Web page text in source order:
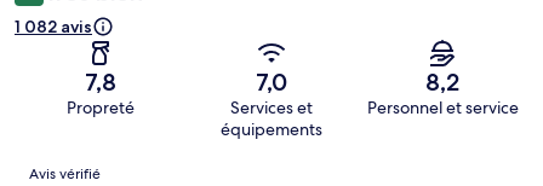
1 082 avis
7,8
Propreté
7,0
Services et
équipements
8,2
Personnel et service
Avis
Avis vérifié